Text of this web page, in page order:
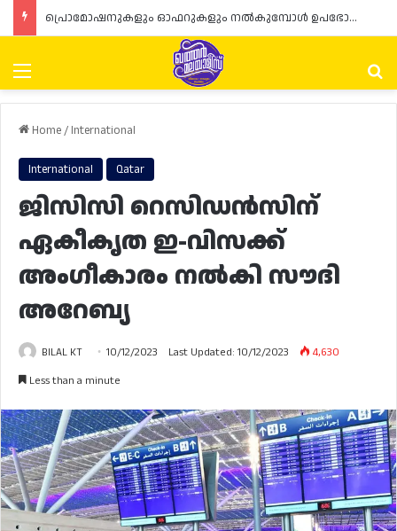
പ്രൊമോഷനുകളും ഓഫറുകളും നൽകുമ്പോൾ ഉപഭോക്താക്കളുടെ അവകാശങ്ങൾ ഉറപ്പാക്കണമെന്ന് ഖത്തർ വാണിജ്യ വ്യവസായ മന്ത്രാലയത്തിന്റെ (MoCI) നിർദ്ദേശം
Menu
Home/ International
International Qatar
ജിസിസി റെസിഡൻസിന്
ഏകീകൃത ഇ-വിസക്ക്
അംഗീകാരം നൽകി സൗദി
അറേബ്യ
BILAL KT 10/12/2023 Last Updated: 10/12/2023
4,630
Less than a minute